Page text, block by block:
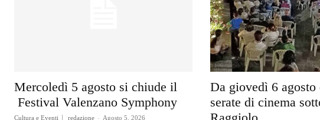
Mercoledì 5 agosto si chiude il
Festival Valenzano Symphony
Cultura e Eventi redazione - Agosto 5, 2026
Da giovedì 6 agosto
serate di cinema